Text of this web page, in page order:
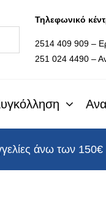
Τηλεφωνικό
2514 409 909 –
251 024 4490 –
άνω των 150€